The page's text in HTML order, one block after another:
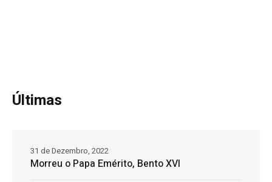
Últimas
Morreu o Papa Emérito, Bento XVI
31 de Dezembro, 2022